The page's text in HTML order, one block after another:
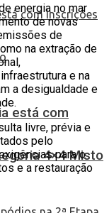
está com
4×4 Misto
energia no mar
de novas
de
na extração de
e na
a desigualdade e
livre, prévia e
pelo
para o
e a restauração